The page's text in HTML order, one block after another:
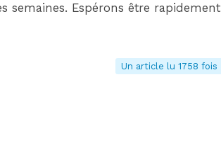
semaines. Espérons être rapidement
Un article lu 1758 fois